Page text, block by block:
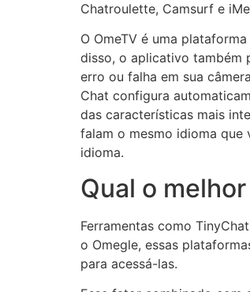
Chatroulette, Camsurf e
O OmeTV é uma
disso, o aplicativo também
erro ou falha em sua
Chat configura
das características mais
falam o mesmo idioma que
idioma.
Qual o
Ferramentas como
o Omegle, essas
para acessá-las.